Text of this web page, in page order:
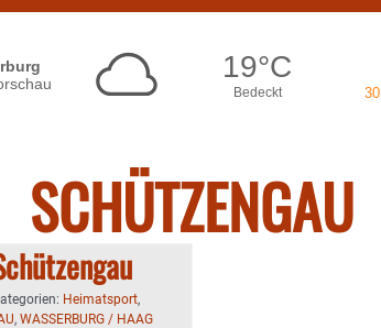
SCHÜTZENGAU
Heimatsport,
, WASSERBURG / HAAG